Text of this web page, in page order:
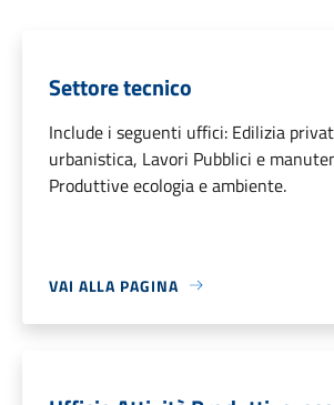
Settore tecnico
Include i seguenti uffici: Edilizia
urbanistica, Lavori Pubblici e
Produttive ecologia e ambiente.
VAI ALLA PAGINA